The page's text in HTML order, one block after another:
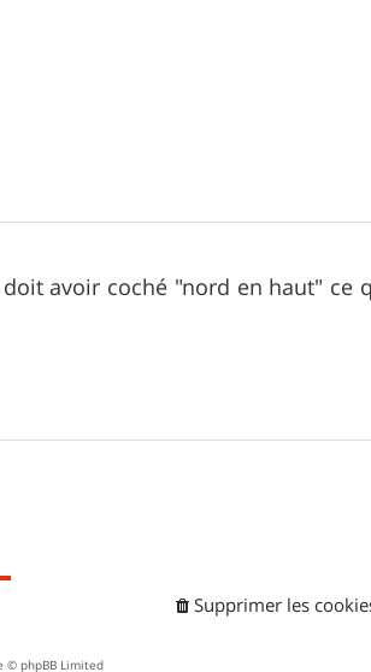
avoir coché "nord en haut" ce
Supprimer les
© phpBB Limited